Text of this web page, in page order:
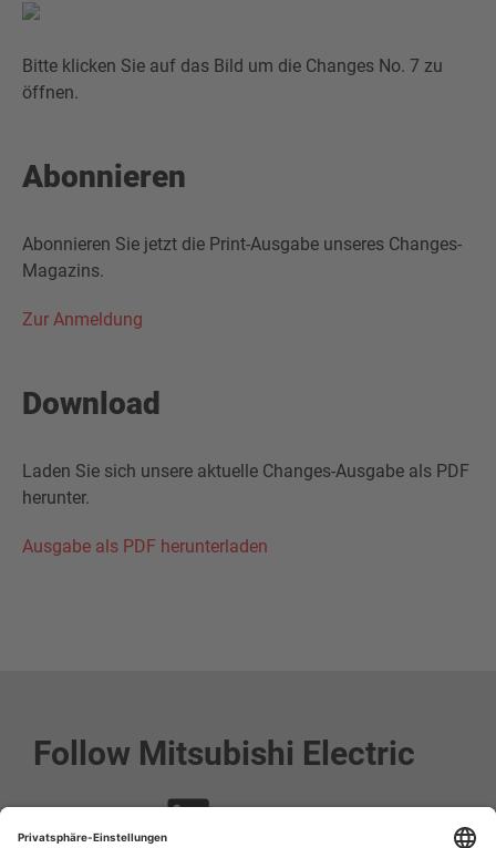
Bitte klicken Sie auf das Bild um die Changes No. 7 zu
öffnen.
Abonnieren
Abonnieren Sie jetzt die Print-Ausgabe unseres Changes-
Magazins.
Zur Anmeldung
Download
Laden Sie sich unsere aktuelle Changes-Ausgabe als PDF
herunter.
Ausgabe als PDF herunterladen
Follow Mitsubishi Electric